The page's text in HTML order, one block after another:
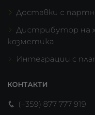
Доставки с
Дистрибутор на
козметика
Интеграции с
КОНТАКТИ
(+359) 877 777 919